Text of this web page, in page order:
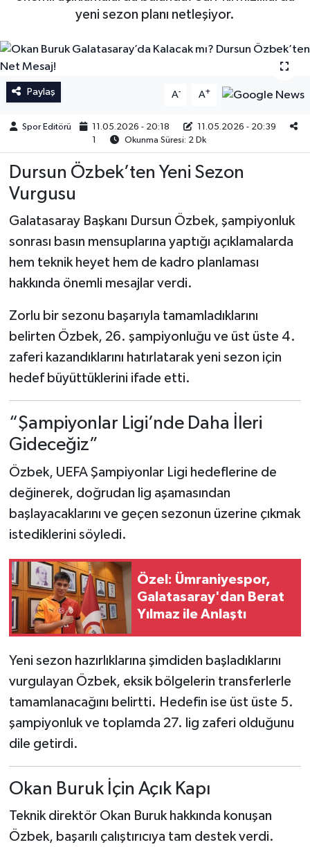
yeni sezon planı netleşiyor.
Paylaş A- A+
Spor Editörü 11.05.2026 - 20:18
11.05.2026 - 20:39
1
Okunma Süresi: 2 Dk
Dursun Özbek’ten Yeni Sezon
Vurgusu
Galatasaray Başkanı Dursun Özbek, şampiyonluk
sonrası basın mensuplarına yaptığı açıklamalarda
hem teknik heyet hem de kadro planlaması
hakkında önemli mesajlar verdi.
Zorlu bir sezonu başarıyla tamamladıklarını
belirten Özbek, 26. şampiyonluğu ve üst üste 4.
zaferi kazandıklarını hatırlatarak yeni sezon için
hedef büyüttüklerini ifade etti.
“Şampiyonlar Ligi’nde Daha İleri
Gideceğiz”
Özbek, UEFA Şampiyonlar Ligi hedeflerine de
değinerek, doğrudan lig aşamasından
başlayacaklarını ve geçen sezonun üzerine çıkmak
istediklerini söyledi.
Özel: Ümraniyespor,
Galatasaray'dan Berat
Yılmaz ile Anlaştı
Yeni sezon hazırlıklarına şimdiden başladıklarını
vurgulayan Özbek, eksik bölgelerin transferlerle
tamamlanacağını belirtti. Hedefin ise üst üste 5.
şampiyonluk ve toplamda 27. lig zaferi olduğunu
dile getirdi.
Okan Buruk İçin Açık Kapı
Teknik direktör Okan Buruk hakkında konuşan
Özbek, başarılı çalıştırıcıya tam destek verdi.
İngiltere Premier Lig
Almanya Bundesliga
La Liga
Serie A
İngiltere Premier Lig
La Liga
Almanya Bundesliga
Serie A
Fransa Ligue 1
Eredevise
Portekiz Ligi
Türkiye Basketbol Ligi
Kadınlar Basketbol Ligi
Diğer Basketbol Ligleri
Formula 1
Hentbol
Bisiklet
Boks
Güreş
Halter
Motor Sporları
Su Sporları
Futbolcular